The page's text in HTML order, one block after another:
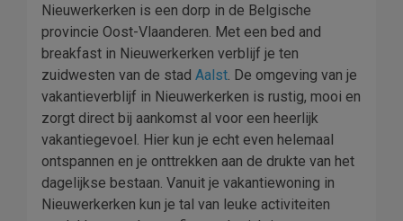
Nieuwerkerken is een dorp in de Belgische
provincie Oost-Vlaanderen. Met een bed and
breakfast in Nieuwerkerken verblijf je ten
zuidwesten van de stad Aalst. De omgeving van je
vakantieverblijf in Nieuwerkerken is rustig, mooi en
zorgt direct bij aankomst al voor een heerlijk
vakantiegevoel. Hier kun je echt even helemaal
ontspannen en je onttrekken aan de drukte van het
dagelijkse bestaan. Vanuit je vakantiewoning in
Nieuwerkerken kun je tal van leuke activiteiten